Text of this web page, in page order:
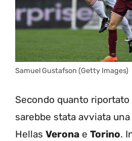
Samuel Gustafson (Getty Images)
Secondo quanto riportato
sarebbe stata avviata
Hellas Verona e Torino.